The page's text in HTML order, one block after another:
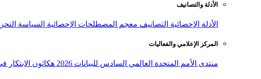
الأدلة والتصانيف
الأدلة الإحصائية التصانيف معجم المصطلحات الإحصائية السياسة
المركز الإعلامي والفعاليات
منتدى الأمم المتحدة العالمي السادس للبيانات 2026 هكاثون الابتكار